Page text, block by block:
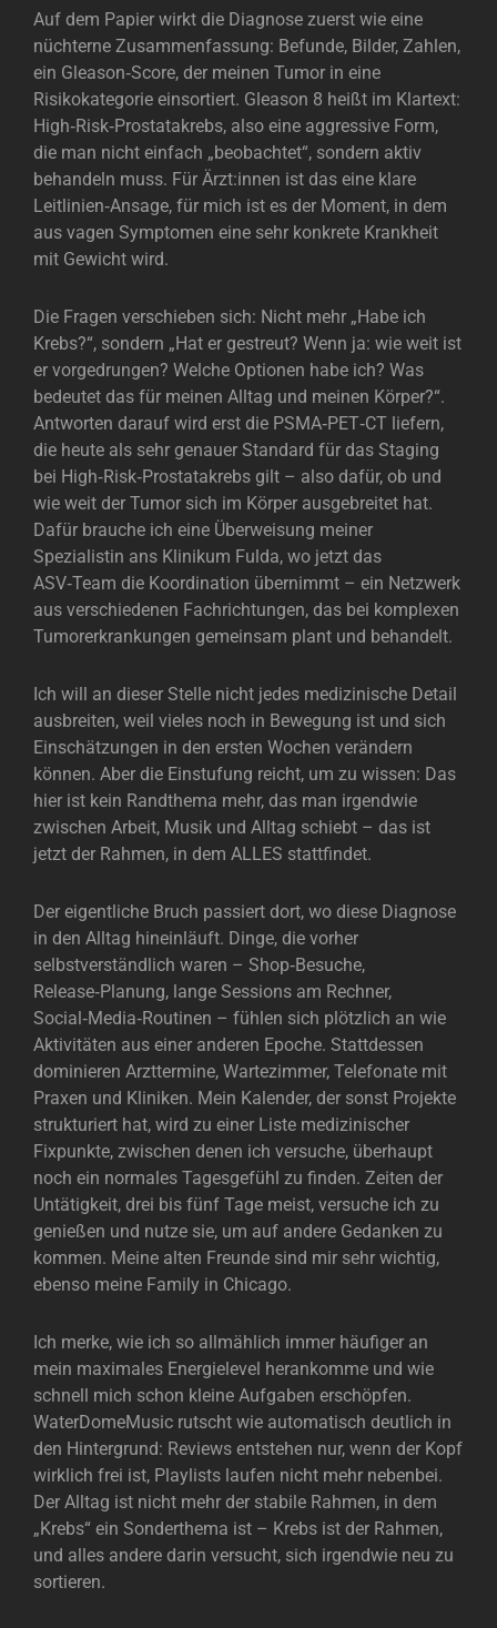
Auf dem Papier wirkt die Diagnose zuerst wie eine
nüchterne Zusammenfassung: Befunde, Bilder, Zahlen,
ein Gleason‑Score, der meinen Tumor in eine
Risikokategorie einsortiert. Gleason 8 heißt im Klartext:
High‑Risk‑Prostatakrebs, also eine aggressive Form,
die man nicht einfach „beobachtet“, sondern aktiv
behandeln muss. Für Ärzt:innen ist das eine klare
Leitlinien‑Ansage, für mich ist es der Moment, in dem
aus vagen Symptomen eine sehr konkrete Krankheit
mit Gewicht wird.
Die Fragen verschieben sich: Nicht mehr „Habe ich
Krebs?“, sondern „Hat er gestreut? Wenn ja: wie weit ist
er vorgedrungen? Welche Optionen habe ich? Was
bedeutet das für meinen Alltag und meinen Körper?“.
Antworten darauf wird erst die PSMA‑PET‑CT liefern,
die heute als sehr genauer Standard für das Staging
bei High‑Risk‑Prostatakrebs gilt – also dafür, ob und
wie weit der Tumor sich im Körper ausgebreitet hat.
Dafür brauche ich eine Überweisung meiner
Spezialistin ans Klinikum Fulda, wo jetzt das
ASV‑Team die Koordination übernimmt – ein Netzwerk
aus verschiedenen Fachrichtungen, das bei komplexen
Tumorerkrankungen gemeinsam plant und behandelt.
Ich will an dieser Stelle nicht jedes medizinische Detail
ausbreiten, weil vieles noch in Bewegung ist und sich
Einschätzungen in den ersten Wochen verändern
können. Aber die Einstufung reicht, um zu wissen: Das
hier ist kein Randthema mehr, das man irgendwie
zwischen Arbeit, Musik und Alltag schiebt – das ist
jetzt der Rahmen, in dem ALLES stattfindet.
Der eigentliche Bruch passiert dort, wo diese Diagnose
in den Alltag hineinläuft. Dinge, die vorher
selbstverständlich waren – Shop‑Besuche,
Release‑Planung, lange Sessions am Rechner,
Social‑Media‑Routinen – fühlen sich plötzlich an wie
Aktivitäten aus einer anderen Epoche. Stattdessen
dominieren Arzttermine, Wartezimmer, Telefonate mit
Praxen und Kliniken. Mein Kalender, der sonst Projekte
strukturiert hat, wird zu einer Liste medizinischer
Fixpunkte, zwischen denen ich versuche, überhaupt
noch ein normales Tagesgefühl zu finden. Zeiten der
Untätigkeit, drei bis fünf Tage meist, versuche ich zu
genießen und nutze sie, um auf andere Gedanken zu
kommen. Meine alten Freunde sind mir sehr wichtig,
ebenso meine Family in Chicago.
Ich merke, wie ich so allmählich immer häufiger an
mein maximales Energielevel herankomme und wie
schnell mich schon kleine Aufgaben erschöpfen.
WaterDomeMusic rutscht wie automatisch deutlich in
den Hintergrund: Reviews entstehen nur, wenn der Kopf
wirklich frei ist, Playlists laufen nicht mehr nebenbei.
Der Alltag ist nicht mehr der stabile Rahmen, in dem
„Krebs“ ein Sonderthema ist – Krebs ist der Rahmen,
und alles andere darin versucht, sich irgendwie neu zu
sortieren.